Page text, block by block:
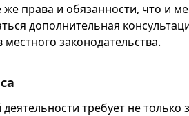
права и обязанности, что и
дополнительная
законодательства.
требует не только